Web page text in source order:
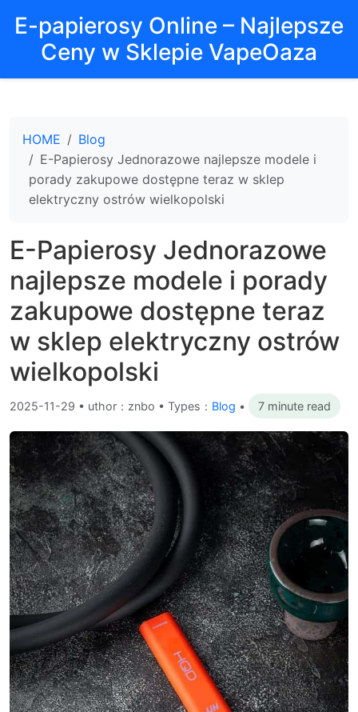
E-papierosy Online – Najlepsze
Ceny w Sklepie VapeOaza
HOME
Blog
E-Papierosy Jednorazowe najlepsze modele i
porady zakupowe dostępne teraz w sklep
elektryczny ostrów wielkopolski
E-Papierosy Jednorazowe
najlepsze modele i porady
zakupowe dostępne teraz
w sklep elektryczny ostrów
wielkopolski
2025-11-29 • uthor：znbo • Types： Blog • 7 minute read